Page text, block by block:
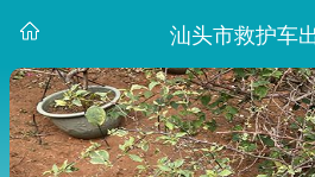
汕头市救护车